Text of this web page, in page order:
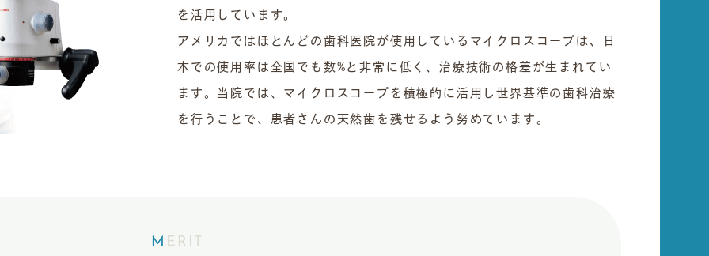
を活用しています。
アメリカではほとんどの歯科医院が使用しているマイクロスコープは、日
本での使用率は全国でも数%と非常に低く、治療技術の格差が生まれてい
ます。当院では、マイクロスコープを積極的に活用し世界基準の歯科治療
を行うことで、患者さんの天然歯を残せるよう努めています。
MERIT